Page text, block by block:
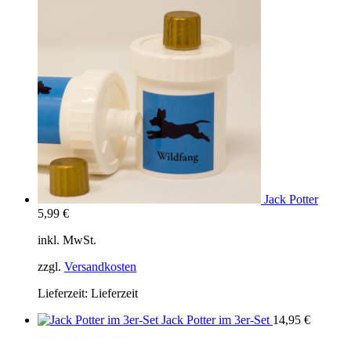
Jack Potter
5,99 €
inkl. MwSt.
zzgl. Versandkosten
Lieferzeit: Lieferzeit
Jack Potter im 3er-Set 14,95 €